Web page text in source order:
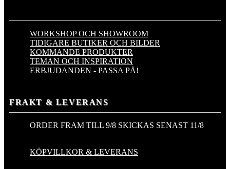
WORKSHOP OCH SHOWROOM
TIDIGARE BUTIKER OCH BILDER
KOMMANDE PRODUKTER
TEMAN OCH INSPIRATION
ERBJUDANDEN - PASSA PÅ!
FRAKT & LEVERANS
ORDER FRAM TILL 9/8 SKICKAS SENAST 11/8
KÖPVILLKOR & LEVERANS